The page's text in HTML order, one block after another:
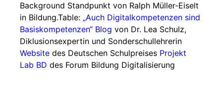
Background Standpunkt von Ralph Müller-Eiselt
in Bildung.Table: „Auch Digitalkompetenzen sind
Basiskompetenzen“ Blog von Dr. Lea Schulz,
Diklusionsexpertin und Sonderschullehrerin
Website des Deutschen Schulpreises Projekt
Lab BD des Forum Bildung Digitalisierung